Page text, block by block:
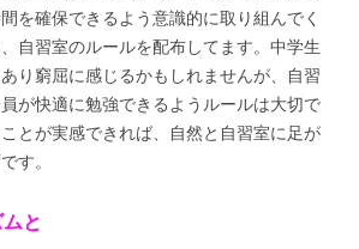
を確保できるよう意識的に取り組んでく
自習室のルールを配布してます。中学生
り窮屈に感じるかもしれませんが、自習
が快適に勉強できるようルールは大切で
とが実感できれば、自然と自習室に足が
す。
と